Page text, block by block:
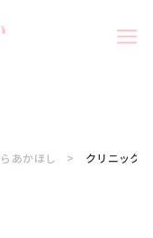
あかほし クリニック